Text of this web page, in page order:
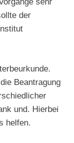
der
Beantragung
und. Hierbei
helfen.